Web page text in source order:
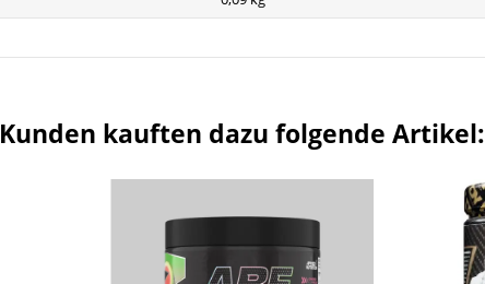
Kunden kauften dazu folgende Artikel: